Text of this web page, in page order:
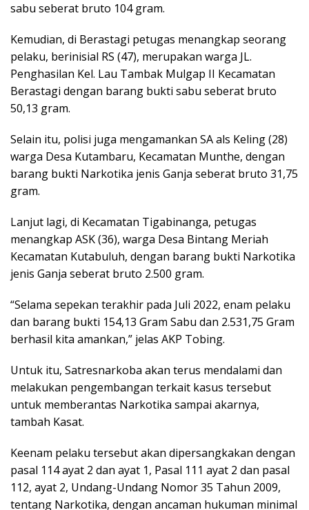
sabu seberat bruto 104 gram.
Kemudian, di Berastagi petugas menangkap seorang
pelaku, berinisial RS (47), merupakan warga JL.
Penghasilan Kel. Lau Tambak Mulgap II Kecamatan
Berastagi dengan barang bukti sabu seberat bruto
50,13 gram.
Selain itu, polisi juga mengamankan SA als Keling (28)
warga Desa Kutambaru, Kecamatan Munthe, dengan
barang bukti Narkotika jenis Ganja seberat bruto 31,75
gram.
Lanjut lagi, di Kecamatan Tigabinanga, petugas
menangkap ASK (36), warga Desa Bintang Meriah
Kecamatan Kutabuluh, dengan barang bukti Narkotika
jenis Ganja seberat bruto 2.500 gram.
“Selama sepekan terakhir pada Juli 2022, enam pelaku
dan barang bukti 154,13 Gram Sabu dan 2.531,75 Gram
berhasil kita amankan,” jelas AKP Tobing.
Untuk itu, Satresnarkoba akan terus mendalami dan
melakukan pengembangan terkait kasus tersebut
untuk memberantas Narkotika sampai akarnya,
tambah Kasat.
Keenam pelaku tersebut akan dipersangkakan dengan
pasal 114 ayat 2 dan ayat 1, Pasal 111 ayat 2 dan pasal
112, ayat 2, Undang-Undang Nomor 35 Tahun 2009,
tentang Narkotika, dengan ancaman hukuman minimal